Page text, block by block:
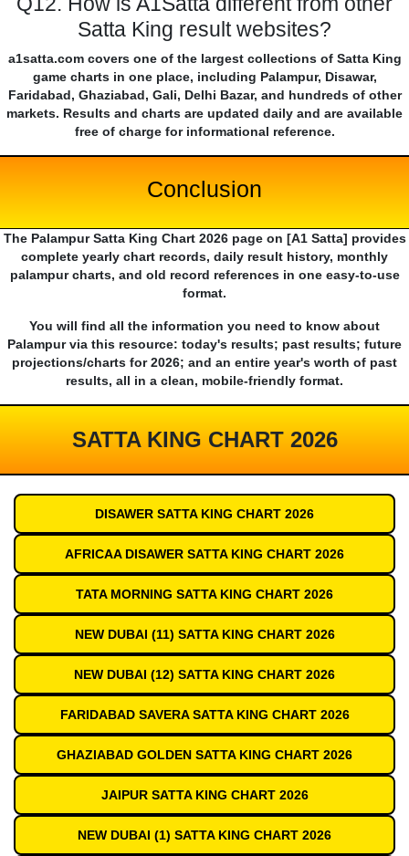
Satta King result websites?
a1satta.com covers one of the largest collections of Satta King
game charts in one place, including Palampur, Disawar,
Faridabad, Ghaziabad, Gali, Delhi Bazar, and hundreds of other
markets. Results and charts are updated daily and are available
free of charge for informational reference.
Conclusion
The Palampur Satta King Chart 2026 page on [A1 Satta] provides
complete yearly chart records, daily result history, monthly
palampur charts, and old record references in one easy-to-use
format.
You will find all the information you need to know about
Palampur via this resource: today's results; past results; future
projections/charts for 2026; and an entire year's worth of past
results, all in a clean, mobile-friendly format.
SATTA KING CHART 2026
DISAWER SATTA KING CHART 2026
AFRICAA DISAWER SATTA KING CHART 2026
TATA MORNING SATTA KING CHART 2026
NEW DUBAI (11) SATTA KING CHART 2026
NEW DUBAI (12) SATTA KING CHART 2026
FARIDABAD SAVERA SATTA KING CHART 2026
GHAZIABAD GOLDEN SATTA KING CHART 2026
JAIPUR SATTA KING CHART 2026
NEW DUBAI (1) SATTA KING CHART 2026